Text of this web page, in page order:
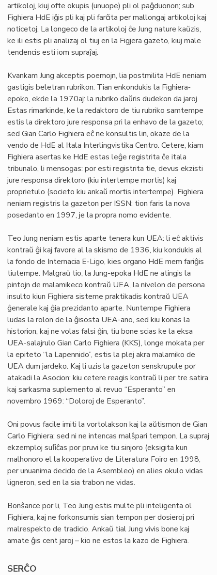
artikoloj, kiuj ofte okupis (unuope) pli ol paĝduonon; sub
Fighiera HdE iĝis pli kaj pli farĉita per mallongaj artikoloj kaj
noticetoj. La longeco de la artikoloj ĉe Jung nature kaŭzis,
ke ili estis pli analizaj ol tiuj en la Figjera gazeto, kiuj male
tendencis esti iom supraĵaj.
Kvankam Jung akceptis poemojn, lia postmilita HdE neniam
gastigis beletran rubrikon. Tian enkondukis la Fighiera-
epoko, ekde la 1970aj: la rubriko daŭris dudekon da jaroj.
Estas rimarkinde, ke la redaktoro de tiu rubriko samtempe
estis la direktoro jure responsa pri la enhavo de la gazeto;
sed Gian Carlo Fighiera eĉ ne konsultis lin, okaze de la
vendo de HdE al Itala Interlingvistika Centro. Cetere, kiam
Fighiera asertas ke HdE estas leĝe registrita ĉe itala
tribunalo, li mensogas: por esti registrita tie, devus ekzisti
jure responsa direktoro (kiu intertempe mortis) kaj
proprietulo (societo kiu ankaŭ mortis intertempe). Fighiera
neniam registris la gazeton per ISSN: tion faris la nova
posedanto en 1997, je la propra nomo evidente.
Teo Jung neniam estis aparte tenera kun UEA: li eĉ aktivis
kontraŭ ĝi kaj favore al la skismo de 1936, kiu kondukis al
la fondo de Internacia E-Ligo, kies organo HdE mem fariĝis
tiutempe. Malgraŭ tio, la Jung-epoka HdE ne atingis la
pintojn de malamikeco kontraŭ UEA, la nivelon de persona
insulto kiun Fighiera sisteme praktikadis kontraŭ UEA
ĝenerale kaj ĝia prezidanto aparte. Nuntempe Fighiera
ludas la rolon de la ĝisosta UEA-ano, sed kiu konas la
historion, kaj ne volas falsi ĝin, tiu bone scias ke la eksa
UEA-salajrulo Gian Carlo Fighiera (KKS), longe mokata per
la epiteto “la Lapennido”, estis la plej akra malamiko de
UEA dum jardeko. Kaj li uzis la gazeton senskrupule por
atakadi la Asocion; kiu cetere reagis kontraŭ li per tre satira
kaj sarkasma suplemento al revuo “Esperanto” en
novembro 1969: “Doloroj de Esperanto”.
Oni povus facile imiti la vortolakson kaj la aŭtismon de Gian
Carlo Fighiera; sed ni ne intencas malŝpari tempon. La supraj
ekzemploj suﬁĉas por pruvi ke tiu sinjoro (eksigita kun
malhonoro el la kooperativo de Literatura Foiro en 1998,
per unuanima decido de la Asembleo) en alies okulo vidas
ligneron, sed en la sia trabon ne vidas.
Bonŝance por li, Teo Jung estis multe pli inteligenta ol
Fighiera, kaj ne forkonsumis sian tempon per dosieroj pri
malrespekto de tradicio. Ankaŭ tial Jung vivis bone kaj
amate ĝis cent jaroj – kio ne estos la kazo de Fighiera.
SERĈO